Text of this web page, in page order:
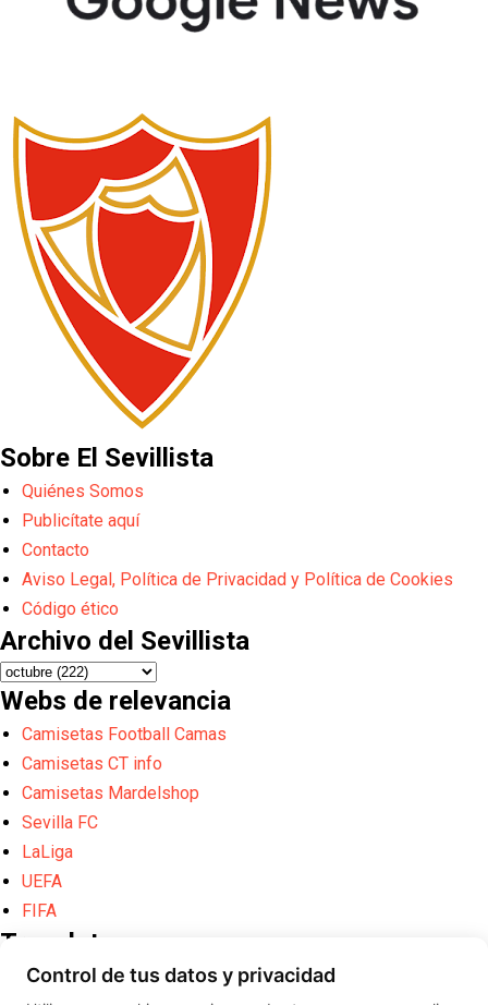
Sobre El Sevillista
Quiénes Somos
Publicítate aquí
Contacto
Aviso Legal, Política de Privacidad y Política de Cookies
Código ético
Archivo del Sevillista
Webs de relevancia
Camisetas Football Camas
Camisetas CT info
Camisetas Mardelshop
Sevilla FC
LaLiga
UEFA
FIFA
Translate
Control de tus datos y privacidad